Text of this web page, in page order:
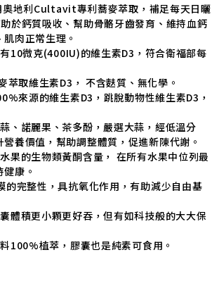
奧地利Cultavit專利蕎麥萃取，補足每天日曬
於鈣質吸收、幫助骨骼牙齒發育、維持血鈣
肉正常生理。
10微克(400IU)的維生素D3，符合衛福部每
萃取維生素D3， 不含麩質、無化學。
來源的維生素D3，跳脫動物性維生素D3，
、諾麗果、茶多酚，嚴選大蒜，經低溫分
養價值，幫助調整體質，促進新陳代謝。
果的生物類黃酮含量， 在所有水果中位列最
康。
的完整性，具抗氧化作用，有助減少自由基
體積更小顆更好吞，但有如科技般的大大保
100%植萃，膠囊也是純素可食用。